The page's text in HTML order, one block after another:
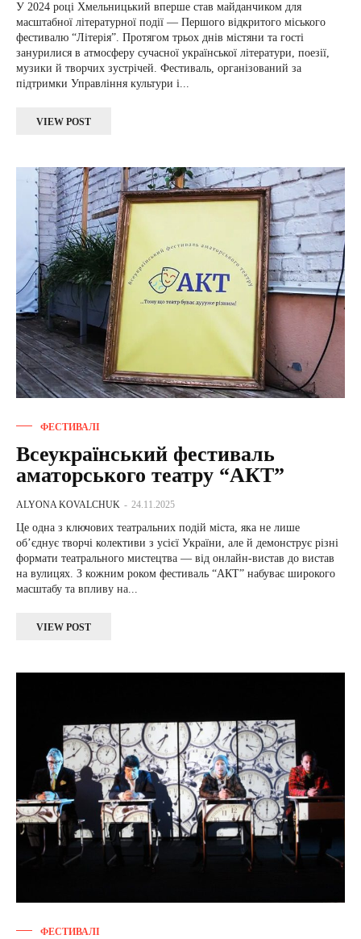
У 2024 році Хмельницький вперше став майданчиком для
масштабної літературної події — Першого відкритого міського
фестивалю “Літерія”. Протягом трьох днів містяни та гості
занурилися в атмосферу сучасної української літератури, поезії,
музики й творчих зустрічей. Фестиваль, організований за
підтримки Управління культури і...
VIEW POST
ФЕСТИВАЛІ
Всеукраїнський фестиваль
аматорського театру “АКТ”
ALYONA KOVALCHUK - 24.11.2025
Це одна з ключових театральних подій міста, яка не лише
об’єднує творчі колективи з усієї України, але й демонструє різні
формати театрального мистецтва — від онлайн-вистав до вистав
на вулицях. З кожним роком фестиваль “АКТ” набуває широкого
масштабу та впливу на...
VIEW POST
ФЕСТИВАЛІ